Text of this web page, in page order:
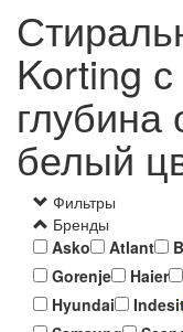
Korting
глубина
белый
Фильтры
Бренды
Asko
Atlant
Gorenje
Haier
Hyundai